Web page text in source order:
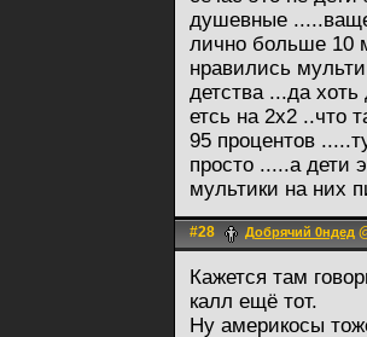
душевные
лично больше 10
нравились
детства ...да
етсь на 2x2 ..что
95 процентов
просто .....а дети
мультики на них
#28 Добрячий 0ндед
Кажется там
калл ещё тот.
Ну америкосы